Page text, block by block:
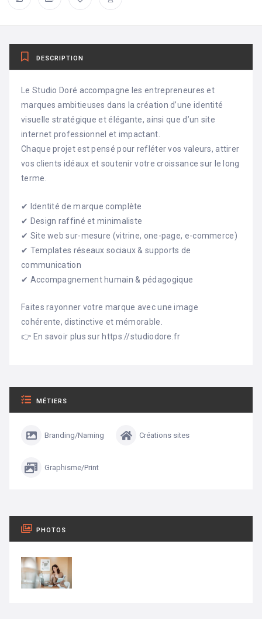
DESCRIPTION
Le Studio Doré accompagne les entrepreneures et
marques ambitieuses dans la création d’une identité
visuelle stratégique et élégante, ainsi que d’un site
internet professionnel et impactant.
Chaque projet est pensé pour refléter vos valeurs, attirer
vos clients idéaux et soutenir votre croissance sur le long
terme.
✔ Identité de marque complète
✔ Design raffiné et minimaliste
✔ Site web sur-mesure (vitrine, one-page, e-commerce)
✔ Templates réseaux sociaux & supports de
communication
✔ Accompagnement humain & pédagogique
Faites rayonner votre marque avec une image
cohérente, distinctive et mémorable.
👉 En savoir plus sur https://studiodore.fr
MÉTIERS
Branding/Naming Créations sites
Graphisme/Print
PHOTOS